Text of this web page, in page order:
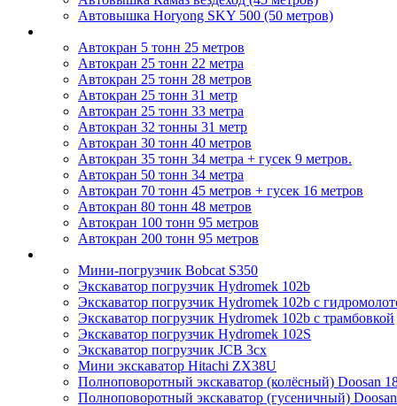
Автовышка Horyong SKY 500 (50 метров)
Автокран 5 тонн 25 метров
Автокран 25 тонн 22 метра
Автокран 25 тонн 28 метров
Автокран 25 тонн 31 метр
Автокран 25 тонн 33 метра
Автокран 32 тонны 31 метр
Автокран 30 тонн 40 метров
Автокран 35 тонн 34 метра + гусек 9 метров.
Автокран 50 тонн 34 метра
Автокран 70 тонн 45 метров + гусек 16 метров
Автокран 80 тонн 48 метров
Автокран 100 тонн 95 метров
Автокран 200 тонн 95 метров
Мини-погрузчик Bobcat S350
Экскаватор погрузчик Hydromek 102b
Экскаватор погрузчик Hydromek 102b с
Экскаватор погрузчик Hydromek 102b с трамбовкой
Экскаватор погрузчик Hydromek 102S
Экскаватор погрузчик JCB 3cx
Мини экскаватор Hitachi ZX38U
Полноповоротный экскаватор (колёсный) Doosan
Полноповоротный экскаватор (гусеничный)